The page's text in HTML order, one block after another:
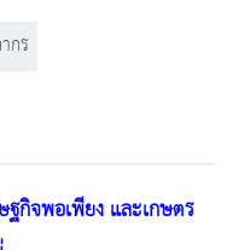
กร
กิจพอเพียง และเกษตร